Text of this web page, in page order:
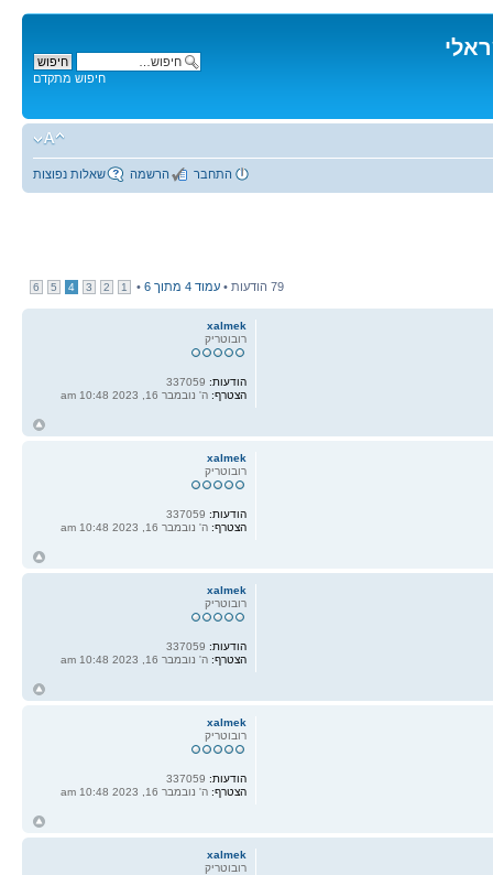
חיפוש מתקדם
שאלות נפוצות הרשמה התחבר
79 הודעות • עמוד 4 מתוך 6
•
1
2
3
4
5
6
xalmek
רובוטריק
הודעות:
הצטרף: ה' נובמבר 16, 2023 10:48 am
xalmek
רובוטריק
הודעות:337059
הצטרף:ה' נובמבר 16, 2023 10:48 am
xalmek
רובוטריק
הודעות:
הצטרף: ה' נובמבר 16, 2023 10:48 am
xalmek
רובוטריק
הודעות:337059
הצטרף:ה' נובמבר 16, 2023 10:48 am
xalmek
רובוטריק